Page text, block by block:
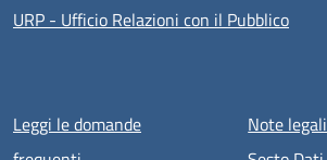
URP - Ufficio Relazioni con il Pubblico
Menu piè di pagina
Leggi le domande
Note legali